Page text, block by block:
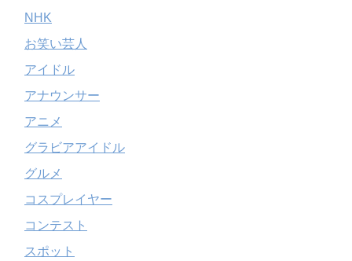
NHK
お笑い芸人
アイドル
アナウンサー
アニメ
グラビアアイドル
グルメ
コスプレイヤー
コンテスト
スポット